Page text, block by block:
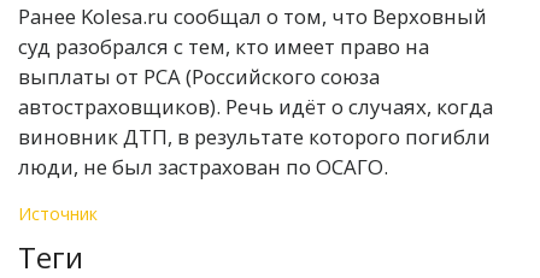
Ранее Kolesa.ru сообщал о том, что Верховный
суд разобрался с тем, кто имеет право на
выплаты от РСА (Российского союза
автостраховщиков). Речь идёт о случаях, когда
виновник ДТП, в результате которого погибли
люди, не был застрахован по ОСАГО.
Источник
Теги